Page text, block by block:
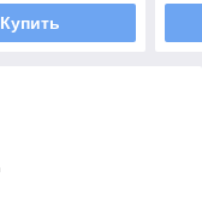
Купить